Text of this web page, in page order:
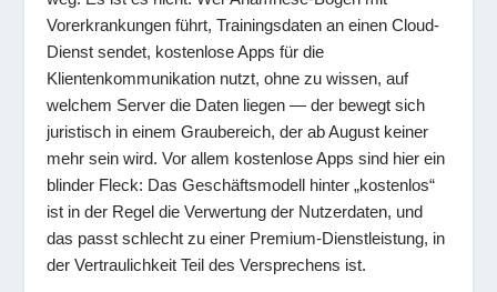
Vorerkrankungen führt, Trainingsdaten an einen Cloud-
Dienst sendet, kostenlose Apps für die
Klientenkommunikation nutzt, ohne zu wissen, auf
welchem Server die Daten liegen — der bewegt sich
juristisch in einem Graubereich, der ab August keiner
mehr sein wird. Vor allem kostenlose Apps sind hier ein
blinder Fleck: Das Geschäftsmodell hinter „kostenlos“
ist in der Regel die Verwertung der Nutzerdaten, und
das passt schlecht zu einer Premium-Dienstleistung, in
der Vertraulichkeit Teil des Versprechens ist.